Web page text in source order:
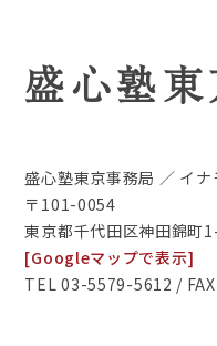
盛心塾東
盛心塾東京事務局 ／ イナ
〒101-0054
東京都千代田区神田錦町
[Googleマップで表示]
TEL 03-5579-5612 /